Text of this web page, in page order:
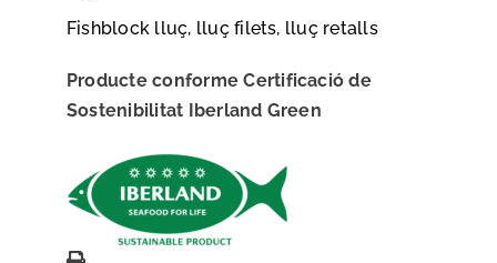
Fishblock lluç, lluç filets, lluç retalls
Producte conforme Certificació de
Sostenibilitat Iberland Green